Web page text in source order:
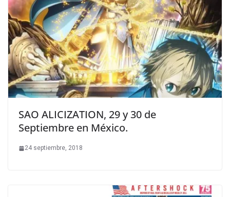
SAO ALICIZATION, 29 y 30 de
Septiembre en México.
24 septiembre, 2018